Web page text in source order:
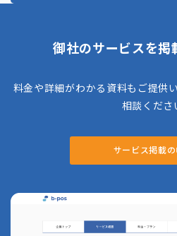
御社のサービスを掲
料金や詳細がわかる資料もご提供
相談くださ
サービス掲載